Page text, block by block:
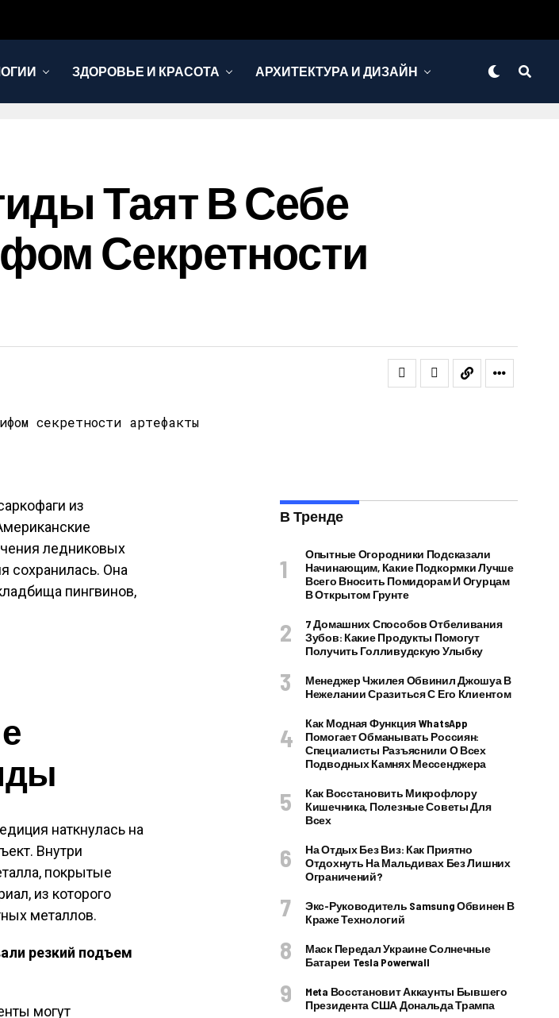
ЗДОРОВЬЕ И КРАСОТА АРХИТЕКТУРА И ДИЗАЙН
Таят В Себе
Секретности
из
ледниковых
сохранилась. Она
пингвинов,
наткнулась на
Внутри
покрытые
из которого
металлов.
резкий подъем
могут
В Тренде
Опытные Огородники Подсказали
Начинающим, Какие Подкормки Лучше
Всего Вносить Помидорам И Огурцам
В Открытом Грунте
7 Домашних Способов Отбеливания
Зубов: Какие Продукты Помогут
Получить Голливудскую Улыбку
Менеджер Чжилея Обвинил Джошуа В
Нежелании Сразиться С Его Клиентом
Как Модная Функция WhatsApp
Помогает Обманывать Россиян:
Специалисты Разъяснили О Всех
Подводных Камнях Мессенджера
Как Восстановить Микрофлору
Кишечника, Полезные Советы Для
Всех
На Отдых Без Виз: Как Приятно
Отдохнуть На Мальдивах Без Лишних
Ограничений?
Экс-Руководитель Samsung Обвинен В
Краже Технологий
Маск Передал Украине Солнечные
Батареи Tesla Powerwall
Meta Восстановит Аккаунты Бывшего
Президента США Дональда Трампа